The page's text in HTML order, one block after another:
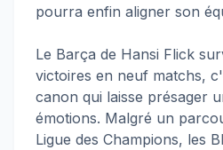
pourra enfin aligner son
Le Barça de Hansi Flick
victoires en neuf matchs,
canon qui laisse présager
émotions. Malgré un
Ligue des Champions, les